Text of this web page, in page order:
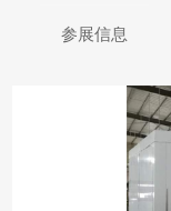
参展信息